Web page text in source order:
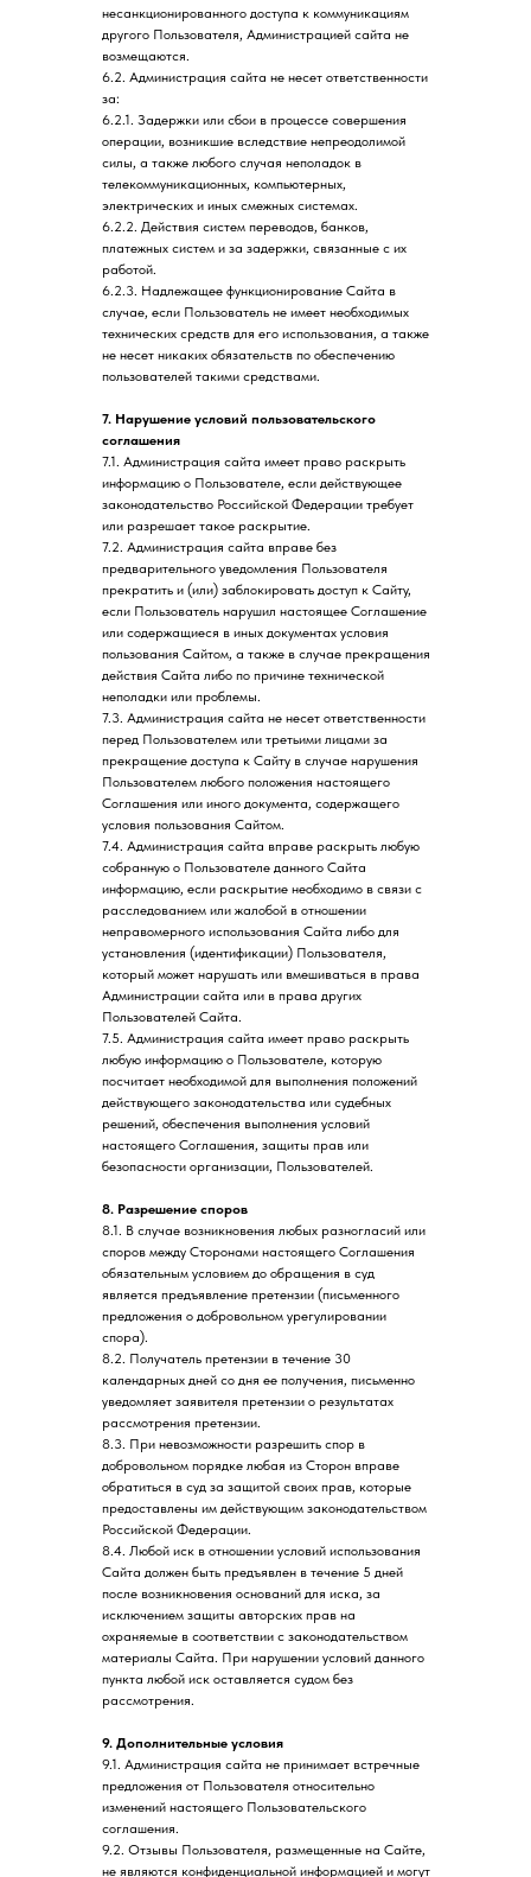
несанкционированного доступа к коммуникациям
другого Пользователя, Администрацией сайта не
возмещаются.
6.2. Администрация сайта не несет ответственности
за:
6.2.1. Задержки или сбои в процессе совершения
операции, возникшие вследствие непреодолимой
силы, а также любого случая неполадок в
телекоммуникационных, компьютерных,
электрических и иных смежных системах.
6.2.2. Действия систем переводов, банков,
платежных систем и за задержки, связанные с их
работой.
6.2.3. Надлежащее функционирование Сайта в
случае, если Пользователь не имеет необходимых
технических средств для его использования, а также
не несет никаких обязательств по обеспечению
пользователей такими средствами.
7. Нарушение условий пользовательского
соглашения
7.1. Администрация сайта имеет право раскрыть
информацию о Пользователе, если действующее
законодательство Российской Федерации требует
или разрешает такое раскрытие.
7.2. Администрация сайта вправе без
предварительного уведомления Пользователя
прекратить и (или) заблокировать доступ к Сайту,
если Пользователь нарушил настоящее Соглашение
или содержащиеся в иных документах условия
пользования Сайтом, а также в случае прекращения
действия Сайта либо по причине технической
неполадки или проблемы.
7.3. Администрация сайта не несет ответственности
перед Пользователем или третьими лицами за
прекращение доступа к Сайту в случае нарушения
Пользователем любого положения настоящего
Соглашения или иного документа, содержащего
условия пользования Сайтом.
7.4. Администрация сайта вправе раскрыть любую
собранную о Пользователе данного Сайта
информацию, если раскрытие необходимо в связи с
расследованием или жалобой в отношении
неправомерного использования Сайта либо для
установления (идентификации) Пользователя,
который может нарушать или вмешиваться в права
Администрации сайта или в права других
Пользователей Сайта.
7.5. Администрация сайта имеет право раскрыть
любую информацию о Пользователе, которую
посчитает необходимой для выполнения положений
действующего законодательства или судебных
решений, обеспечения выполнения условий
настоящего Соглашения, защиты прав или
безопасности организации, Пользователей.
8. Разрешение споров
8.1. В случае возникновения любых разногласий или
споров между Сторонами настоящего Соглашения
обязательным условием до обращения в суд
является предъявление претензии (письменного
предложения о добровольном урегулировании
спора).
8.2. Получатель претензии в течение 30
календарных дней со дня ее получения, письменно
уведомляет заявителя претензии о результатах
рассмотрения претензии.
8.3. При невозможности разрешить спор в
добровольном порядке любая из Сторон вправе
обратиться в суд за защитой своих прав, которые
предоставлены им действующим законодательством
Российской Федерации.
8.4. Любой иск в отношении условий использования
Сайта должен быть предъявлен в течение 5 дней
после возникновения оснований для иска, за
исключением защиты авторских прав на
охраняемые в соответствии с законодательством
материалы Сайта. При нарушении условий данного
пункта любой иск оставляется судом без
рассмотрения.
9. Дополнительные условия
9.1. Администрация сайта не принимает встречные
предложения от Пользователя относительно
изменений настоящего Пользовательского
соглашения.
9.2. Отзывы Пользователя, размещенные на Сайте,
не являются конфиденциальной информацией и могут